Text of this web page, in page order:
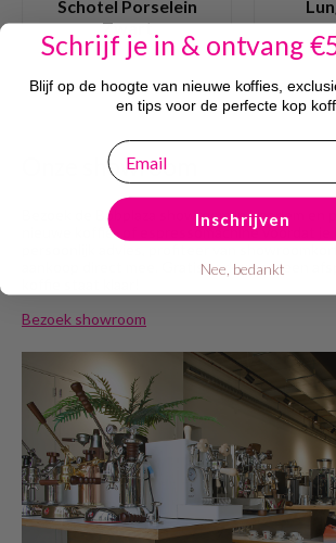
Schotel Porselein
Zwart
Onze showroom
Bezoek de Bobplaza showroom in Haarlem en
nieuwe koffie- of espressomachine voordat je
aankoop direct mee. Gratis parkeren, geen
Bezoek showroom
Schrijf je in & ontvang
Blijf op de hoogte van nieuwe koffies,
en tips voor de perfecte kop
email
Inschrijven
Nee, bedankt